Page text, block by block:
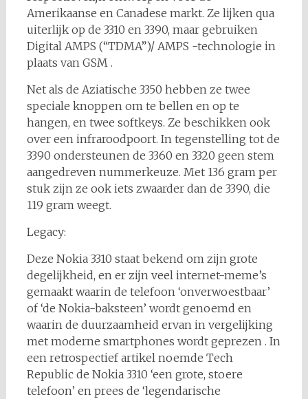
Amerikaanse en Canadese markt. Ze lijken qua
uiterlijk op de 3310 en 3390, maar gebruiken
Digital AMPS (“TDMA”)/ AMPS -technologie in
plaats van GSM .
Net als de Aziatische 3350 hebben ze twee
speciale knoppen om te bellen en op te
hangen, en twee softkeys. Ze beschikken ook
over een infraroodpoort. In tegenstelling tot de
3390 ondersteunen de 3360 en 3320 geen stem
aangedreven nummerkeuze. Met 136 gram per
stuk zijn ze ook iets zwaarder dan de 3390, die
119 gram weegt.
Legacy:
Deze Nokia 3310 staat bekend om zijn grote
degelijkheid, en er zijn veel internet-meme’s
gemaakt waarin de telefoon ‘onverwoestbaar’
of ‘de Nokia-baksteen’ wordt genoemd en
waarin de duurzaamheid ervan in vergelijking
met moderne smartphones wordt geprezen . In
een retrospectief artikel noemde Tech
Republic de Nokia 3310 ‘een grote, stoere
telefoon’ en prees de ‘legendarische